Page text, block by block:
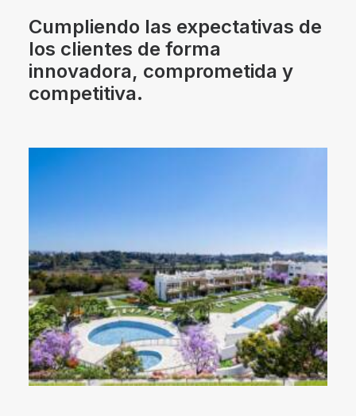
Cumpliendo las expectativas de
los clientes de forma
innovadora, comprometida y
competitiva.